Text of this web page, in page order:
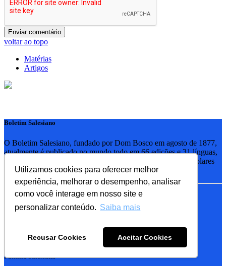
Utilizamos cookies para oferecer melhor
experiência, melhorar o desempenho, analisar
como você interage em nosso site e
personalizar conteúdo. Saiba mais
Recusar Cookies Aceitar Cookies
voltar ao topo
Matérias
Artigos
Boletim Salesiano
O Boletim Salesiano, fundado por Dom Bosco em agosto de 1877,
atualmente é publicado no mundo todo em 66 edições e 31 línguas,
com tiragem anual estimada em mais de 10 milhões de exemplares
no total.
Links Relacionados
UPV - União pela Vida
Familia Salesiana